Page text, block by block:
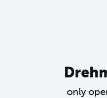
only